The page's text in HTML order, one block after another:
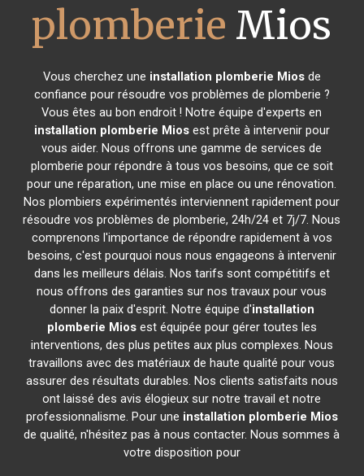
plomberie Mios
Vous cherchez une installation plomberie Miosde
confiance pour résoudre vos problèmes de plomberie ?
Vous êtes au bon endroit ! Notre équipe d'experts en
installation plomberie Miosest prête à intervenir pour
vous aider. Nous offrons une gamme de services de
plomberie pour répondre à tous vos besoins, que ce soit
pour une réparation, une mise en place ou une rénovation.
Nos plombiers expérimentés interviennent rapidement pour
résoudre vos problèmes de plomberie, 24h/24 et 7j/7. Nous
comprenons l'importance de répondre rapidement à vos
besoins, c'est pourquoi nous nous engageons à intervenir
dans les meilleurs délais. Nos tarifs sont compétitifs et
nous offrons des garanties sur nos travaux pour vous
donner la paix d'esprit. Notre équipe d'installation
plomberie Miosest équipée pour gérer toutes les
interventions, des plus petites aux plus complexes. Nous
travaillons avec des matériaux de haute qualité pour vous
assurer des résultats durables. Nos clients satisfaits nous
ont laissé des avis élogieux sur notre travail et notre
professionnalisme. Pour une installation plomberie Mios
de qualité, n'hésitez pas à nous contacter. Nous sommes à
votre disposition pour